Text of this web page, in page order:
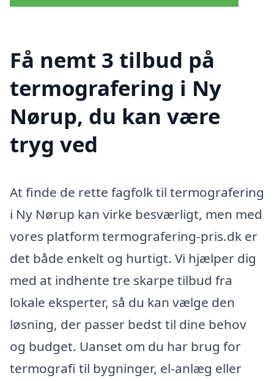
Få nemt 3 tilbud på
termografering i Ny
Nørup, du kan være
tryg ved
At finde de rette fagfolk til termografering
i Ny Nørup kan virke besværligt, men med
vores platform termografering-pris.dk er
det både enkelt og hurtigt. Vi hjælper dig
med at indhente tre skarpe tilbud fra
lokale eksperter, så du kan vælge den
løsning, der passer bedst til dine behov
og budget. Uanset om du har brug for
termografi til bygninger, el-anlæg eller